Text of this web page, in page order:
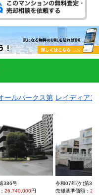
ールパークス第
386号
26,740,000円
レイディア
令和07年(ケ)第393
売却基準価額：